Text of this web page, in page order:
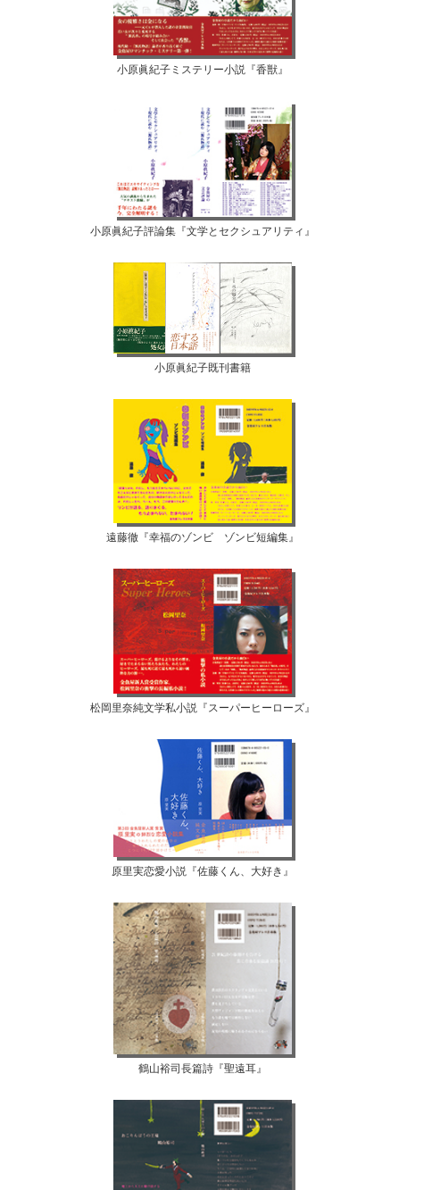
小原眞紀子ミステリー小説『香獣』
小原眞紀子評論集『文学とセクシュアリティ』
小原眞紀子既刊書籍
遠藤徹『幸福のゾンビ ゾンビ短編集』
松岡里奈純文学私小説『スーパーヒーローズ』
原里実恋愛小説『佐藤くん、大好き』
鶴山裕司長篇詩『聖遠耳』